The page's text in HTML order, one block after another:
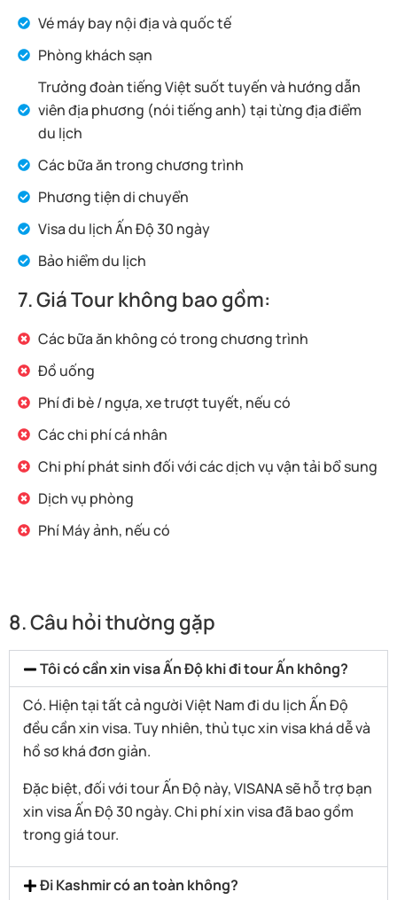
Vé máy bay nội địa và quốc tế
Phòng khách sạn
Trưởng đoàn tiếng Việt suốt tuyến và hướng dẫn
viên địa phương (nói tiếng anh) tại từng địa điểm
du lịch
Các bữa ăn trong chương trình
Phương tiện di chuyển
Visa du lịch Ấn Độ 30 ngày
Bảo hiểm du lịch
7. Giá Tour không bao gồm:
Các bữa ăn không có trong chương trình
Đồ uống
Phí đi bè / ngựa, xe trượt tuyết, nếu có
Các chi phí cá nhân
Chi phí phát sinh đối với các dịch vụ vận tải bổ sung
Dịch vụ phòng
Phí Máy ảnh, nếu có
8. Câu hỏi thường gặp
Tôi có cần xin visa Ấn Độ khi đi tour Ấn không?
Có. Hiện tại tất cả người Việt Nam đi du lịch Ấn Độ
đều cần xin visa. Tuy nhiên, thủ tục xin visa khá dễ và
hồ sơ khá đơn giản.
Đặc biệt, đối với tour Ấn Độ này, VISANA sẽ hỗ trợ bạn
xin visa Ấn Độ 30 ngày. Chi phí xin visa đã bao gồm
trong giá tour.
Đi Kashmir có an toàn không?